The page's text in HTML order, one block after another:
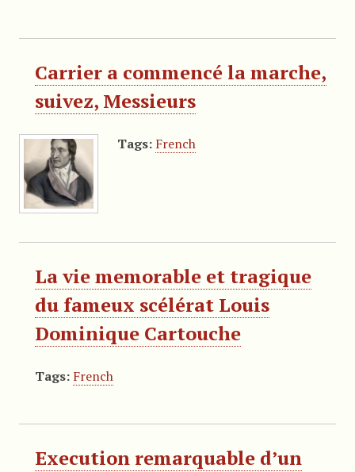
Carrier a commencé la marche,
suivez, Messieurs
Tags: French
La vie memorable et tragique
du fameux scélérat Louis
Dominique Cartouche
Tags: French
Execution remarquable d’un